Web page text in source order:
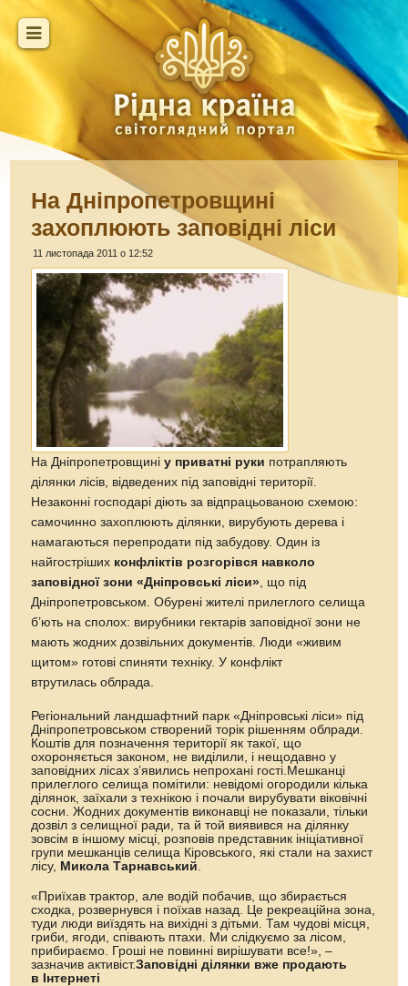
На Дніпропетровщині
захоплюють заповідні ліси
11 листопада 2011 о 12:52
На Дніпропетровщиніу приватні руки потрапляють
ділянки лісів, відведених під заповідні території.
Незаконні господарі діють за відпрацьованою схемою:
самочинно захоплюють ділянки, вирубують дерева і
намагаються перепродати під забудову. Один із
найгостріших конфліктів розгорівся навколо
заповідної зони «Дніпровські ліси» , що під
Дніпропетровськом. Обурені жителі прилеглого селища
б’ють на сполох: вирубники гектарів заповідної зони не
мають жодних дозвільних документів. Люди «живим
щитом» готові спиняти техніку. У конфлікт
втрутилась облрада.
Регіональний ландшафтний парк «Дніпровські ліси» під
Дніпропетровськом створений торік рішенням облради.
Коштів для позначення території як такої, що
охороняється законом, не виділили, і нещодавно у
заповідних лісах з’явились непрохані гості.Мешканці
прилеглого селища помітили: невідомі огородили кілька
ділянок, заїхали з технікою і почали вирубувати віковічні
сосни. Жодних документів виконавці не показали, тільки
дозвіл з селищної ради, та й той виявився на ділянку
зовсім в іншому місці, розповів представник ініціативної
групи мешканців селища Кіровського, які стали на захист
лісу, Микола Тарнавський
«Приїхав трактор, але водій побачив, що збирається
сходка, розвернувся і поїхав назад. Це рекреаційна зона,
туди люди виїздять на вихідні з дітьми. Там чудові місця,
гриби, ягоди, співають птахи. Ми слідкуємо за лісом,
прибираємо. Гроші не повинні вирішувати все!», –
зазначив активіст.Заповідні ділянки вже продають
в Інтернеті